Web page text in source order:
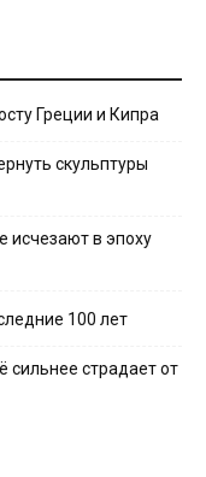
Греции и Кипра
скульптуры
исчезают в эпоху
100 лет
сильнее страдает от